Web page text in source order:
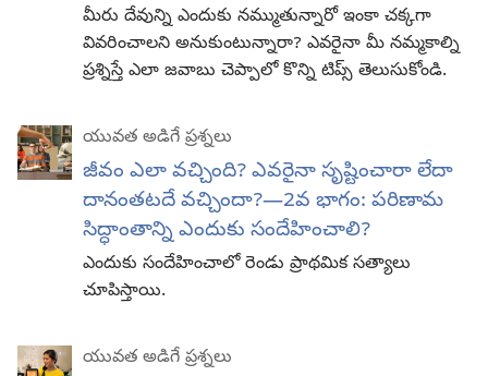
మీరు దేవున్ని ఎందుకు నమ్ముతున్నారో ఇంకా చక్కగా
వివరించాలని అనుకుంటున్నారా? ఎవరైనా మీ నమ్మకాల్ని
ప్రశ్నిస్తే ఎలా జవాబు చెప్పాలో కొన్ని టిప్స్‌ తెలుసుకోండి.
యువత అడిగే ప్రశ్నలు
జీవం ఎలా వచ్చింది? ఎవరైనా సృష్టించారా లేదా
దానంతటదే వచ్చిందా?—2వ భాగం: పరిణామ
సిద్ధాంతాన్ని ఎందుకు సందేహించాలి?
ఎందుకు సందేహించాలో రెండు ప్రాథమిక సత్యాలు
చూపిస్తాయి.
యువత అడిగే ప్రశ్నలు